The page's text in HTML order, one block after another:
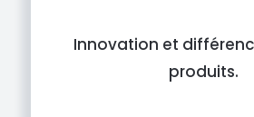
Innovation et
produits.